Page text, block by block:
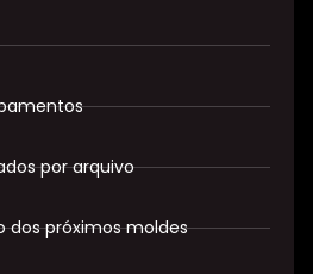
por arquivo
dos próximos moldes